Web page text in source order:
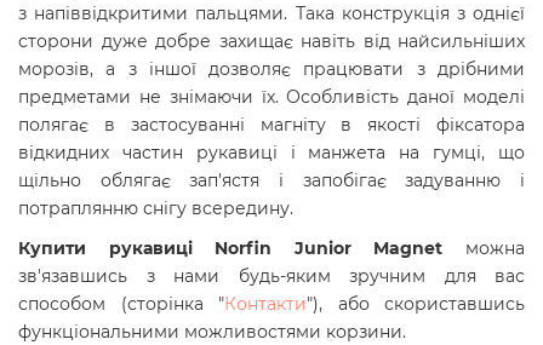
з напіввідкритими пальцями. Така конструкція з однієї
сторони дуже добре захищає навіть від найсильніших
морозів, а з іншої дозволяє працювати з дрібними
предметами не знімаючи їх. Особливість даної моделі
полягає в застосуванні магніту в якості фіксатора
відкидних частин рукавиці і манжета на гумці, що
щільно облягає зап'ястя і запобігає задуванню і
потраплянню снігу всередину.
Купити рукавиці Norfin Junior Magnet можна
зв'язавшись з нами будь-яким зручним для вас
способом (сторінка "Контакти"), або скориставшись
функціональними можливостями корзини.